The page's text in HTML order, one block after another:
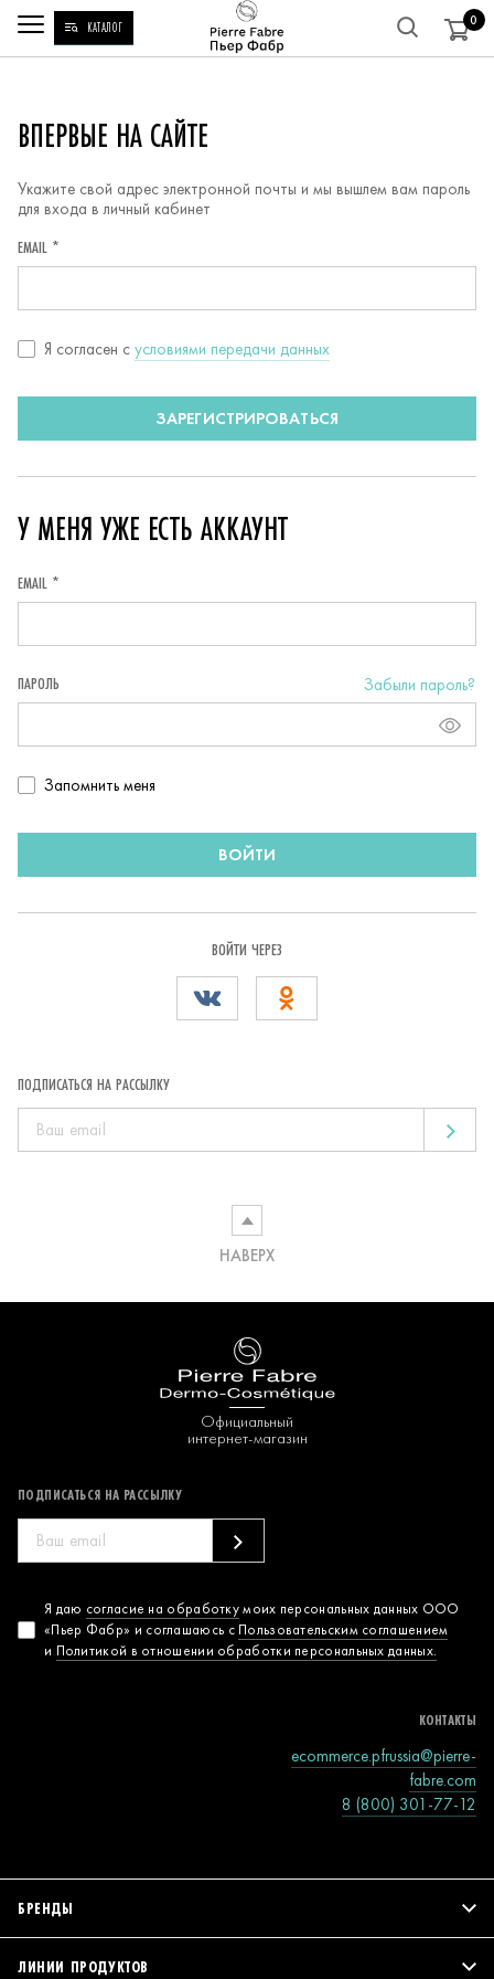
КАТАЛОГ 0
РЕГИСТРАЦИЯ
ВПЕРВЫЕ НА САЙТЕ
Укажите свой адрес электронной почты и мы вышлем вам пароль
для входа в личный кабинет
EMAIL *
Согласие
условиями
данных
Я согласен c условиями передачи данных
ЗАРЕГИСТРИРОВАТЬСЯ
У МЕНЯ УЖЕ ЕСТЬ АККАУНТ
EMAIL *
ПАРОЛЬ Забыли пароль?
Запомнить
Запомнить меня
ВОЙТИ
ВОЙТИ ЧЕРЕЗ
ПОДПИСАТЬСЯ НА РАССЫЛКУ
НАВЕРХ
ПОДПИСАТЬСЯ НА РАССЫЛКУ
Согласие на
обработку
персональных
Я даю согласие на обработкумоих персональных данных ООО
«Пьер Фабр» и соглашаюсь с Пользовательским соглашением
и Политикой в отношении обработки персональных данных.
Официальный
интернет-магазин
КОНТАКТЫ
ecommerce.pfrussia@pierre-
fabre.com
8 (800) 301-77-12
БРЕНДЫ
ЛИНИИ ПРОДУКТОВ